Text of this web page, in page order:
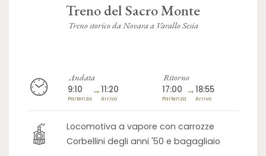
Treno del Sacro Monte
Treno storico da Novara a Varallo Sesia
Andata
9:10
Partenza
→11:20
Arrivo
Ritorno
17:00
Partenza
→18:55
Arrivo
Locomotiva a vapore con carrozze
Corbellini degli anni '50 e bagagliaio